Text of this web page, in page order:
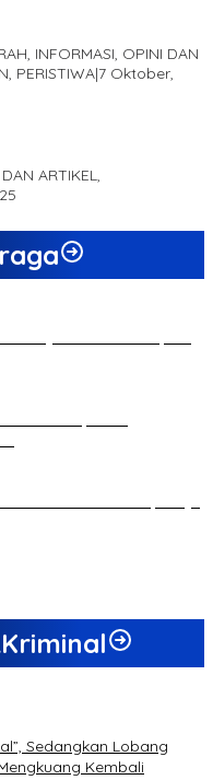
INFORMASI, OPINI DAN
PERISTIWA|7 Oktober,
ARTIKEL,
Sedangkan Lobang
Kembali